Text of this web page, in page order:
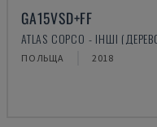
GA15VSD+FF
ATLAS COPCO - ІНШІ
ПОЛЬЩА 2018